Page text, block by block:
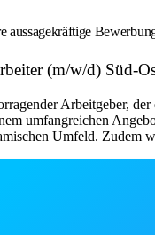
aussagekräftige
(m/w/d) Süd-
Arbeitgeber,
umfangreichen
Umfeld. Zudem